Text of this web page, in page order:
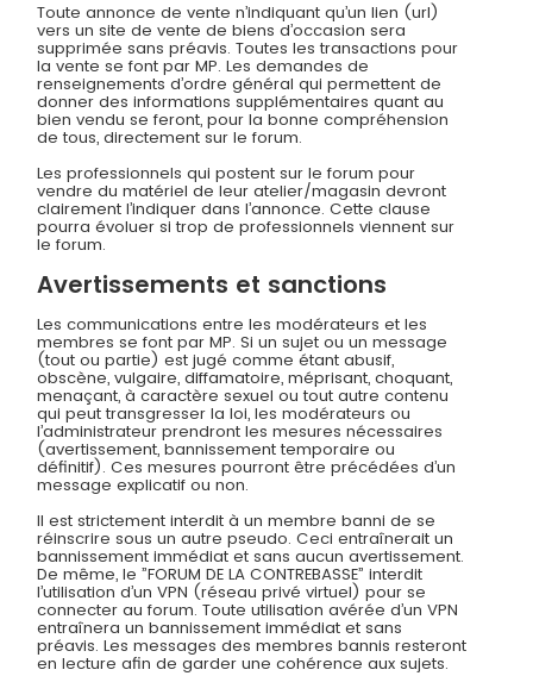
Toute annonce de vente n’indiquant qu’un lien (url)
vers un site de vente de biens d’occasion sera
supprimée sans préavis. Toutes les transactions pour
la vente se font par MP. Les demandes de
renseignements d’ordre général qui permettent de
donner des informations supplémentaires quant au
bien vendu se feront, pour la bonne compréhension
de tous, directement sur le forum.
Les professionnels qui postent sur le forum pour
vendre du matériel de leur atelier/magasin devront
clairement l’indiquer dans l’annonce. Cette clause
pourra évoluer si trop de professionnels viennent sur
le forum.
Avertissements et sanctions
Les communications entre les modérateurs et les
membres se font par MP. Si un sujet ou un message
(tout ou partie) est jugé comme étant abusif,
obscène, vulgaire, diffamatoire, méprisant, choquant,
menaçant, à caractère sexuel ou tout autre contenu
qui peut transgresser la loi, les modérateurs ou
l’administrateur prendront les mesures nécessaires
(avertissement, bannissement temporaire ou
définitif). Ces mesures pourront être précédées d’un
message explicatif ou non.
Il est strictement interdit à un membre banni de se
réinscrire sous un autre pseudo. Ceci entraînerait un
bannissement immédiat et sans aucun avertissement.
De même, le ”FORUM DE LA CONTREBASSE” interdit
l’utilisation d’un VPN (réseau privé virtuel) pour se
connecter au forum. Toute utilisation avérée d’un VPN
entraînera un bannissement immédiat et sans
préavis. Les messages des membres bannis resteront
en lecture afin de garder une cohérence aux sujets.